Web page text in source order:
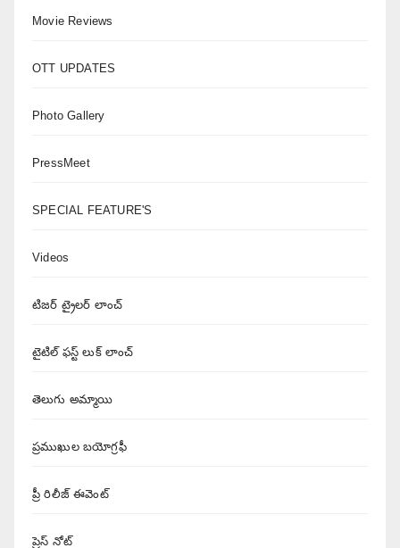
Movie Reviews
OTT UPDATES
Photo Gallery
PressMeet
SPECIAL FEATURE'S
Videos
టిజర్ ట్రైలర్ లాంచ్
టైటిల్ ఫస్ట్ లుక్ లాంచ్
తెలుగు అమ్మాయి
ప్రముఖుల బయోగ్రఫీ
ప్రీ రిలీజ్ ఈవెంట్
ప్రెస్ నోట్